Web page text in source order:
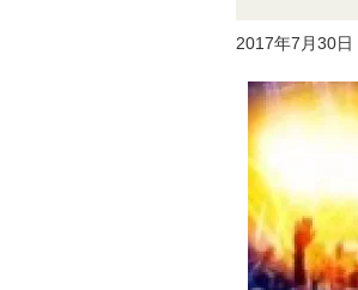
2017年7月30日